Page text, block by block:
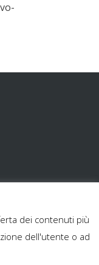
dei contenuti più
dell'utente o ad